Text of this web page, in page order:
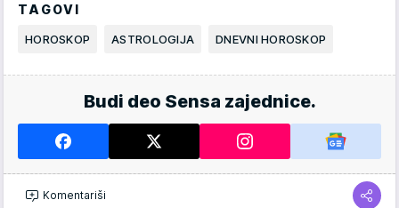
TAGOVI
HOROSKOP ASTROLOGIJA DNEVNI HOROSKOP
Budi deo Sensa zajednice.
Komentariši